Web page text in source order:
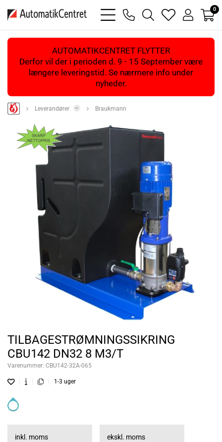
bars
light
phone
magnifying
glass
heart
light
user
light
0
AUTOMATIKCENTRET FLYTTER
Derfor vil der i perioden d. 9 - 15 September være
længere leveringstid. Se nærmere info under
nyheder.
Leverandører Braukmann
TILBAGESTRØMNINGSSIKRING
CBU142 DN32 8 M3/T
Varenummer: CBU142-32A-065
1-3 uger
inkl. moms ekskl. moms